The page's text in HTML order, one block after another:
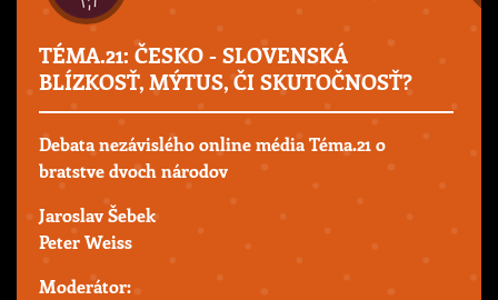
TÉMA.21: ČESKO - SLOVENSKÁ
BLÍZKOSŤ, MÝTUS, ČI SKUTOČNOSŤ?
Debata nezávislého online média Téma.21 o
bratstve dvoch národov
Jaroslav Šebek
Peter Weiss
Moderátor: